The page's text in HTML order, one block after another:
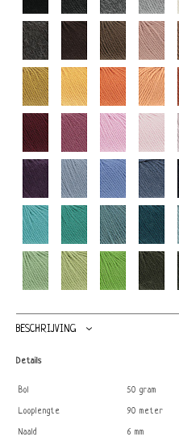
BESCHRIJVING
Details
Bol 50 gram
Looplengte 90 meter
Naald 6 mm